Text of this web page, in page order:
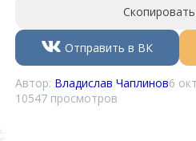
Отправить в ВК
Автор: Владислав Чаплинов6
10547 просмотров